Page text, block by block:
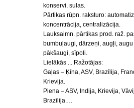
konservi, sulas.
Pārtikas rūpn. raksturo:
koncentrācija, centralizācija.
Lauksaimn. pārtikas prod. raž.
bumbuļaugi, dārzeņi, augļi,
pākšaugi, sīpoli.
Lielākās ... Ražotājas:
Gaļas – Ķīna, ASV, Brazīlija,
Krievija.
Piena – ASV, Indija, Krievija,
Brazīlija.…